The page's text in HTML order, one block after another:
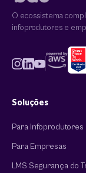
O ecossistema
infoprodutores e
Soluções
Para Infoprodutores
Para Empresas
LMS Segurança do